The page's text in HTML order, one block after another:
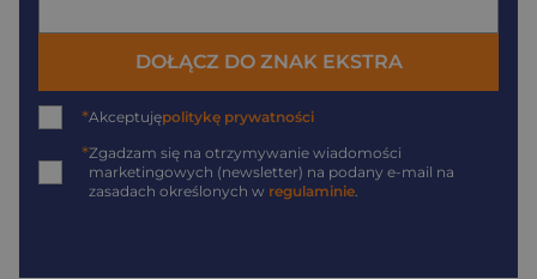
DOŁĄCZ DO ZNAK EKSTRA
*Akceptujępolitykę prywatności
*Zgadzam się na otrzymywanie wiadomości
marketingowych (newsletter) na podany e-mail na
zasadach określonych w regulaminie